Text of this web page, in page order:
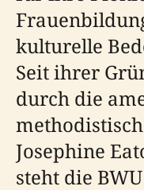
kulturelle
Seit ihrer
durch die
Josephine
steht die